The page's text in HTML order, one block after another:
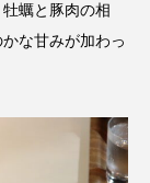
蠣と豚肉の相
な甘みが加わっ